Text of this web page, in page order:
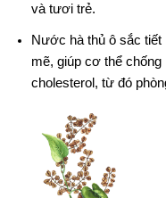
và tươi trẻ.
Nước hà thủ ô sắc tiết
mẽ, giúp cơ thể
cholesterol, từ đó